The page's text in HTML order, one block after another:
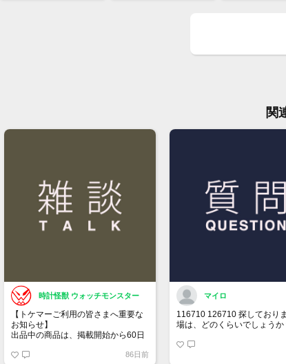
関
時計怪獣 ウォッチモンスター
【トケマーご利用の皆さまへ重要な
お知らせ】
出品中の商品は、掲載開始から60日
へ戻ります。
86日前
マイロ
116710 126710 探しており
場は、どのくらいでしょうか